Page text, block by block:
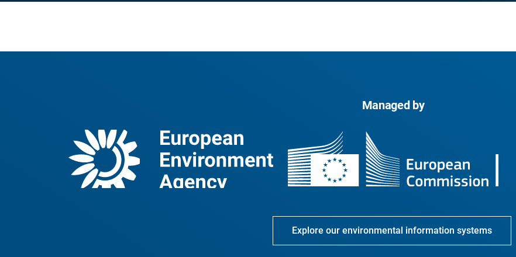
Managed by
Explore our environmental information systems